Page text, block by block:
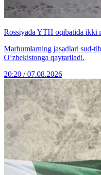
Rossiyada YTH oqibatida ikki
Marhumlarning jasadlari sud-
O‘zbekistonga qaytariladi.
20:20 / 07.08.2026